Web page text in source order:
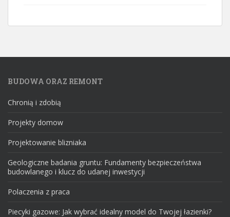
BUDOWA ORAZ REMONT
Chronią i zdobią
Projekty domow
Projektowanie blizniaka
Geologiczne badania gruntu: Fundamenty bezpieczeństwa
budowlanego i klucz do udanej inwestycji
Polaczenia z praca
Piecyki gazowe: Jak wybrać idealny model do Twojej łazienki?